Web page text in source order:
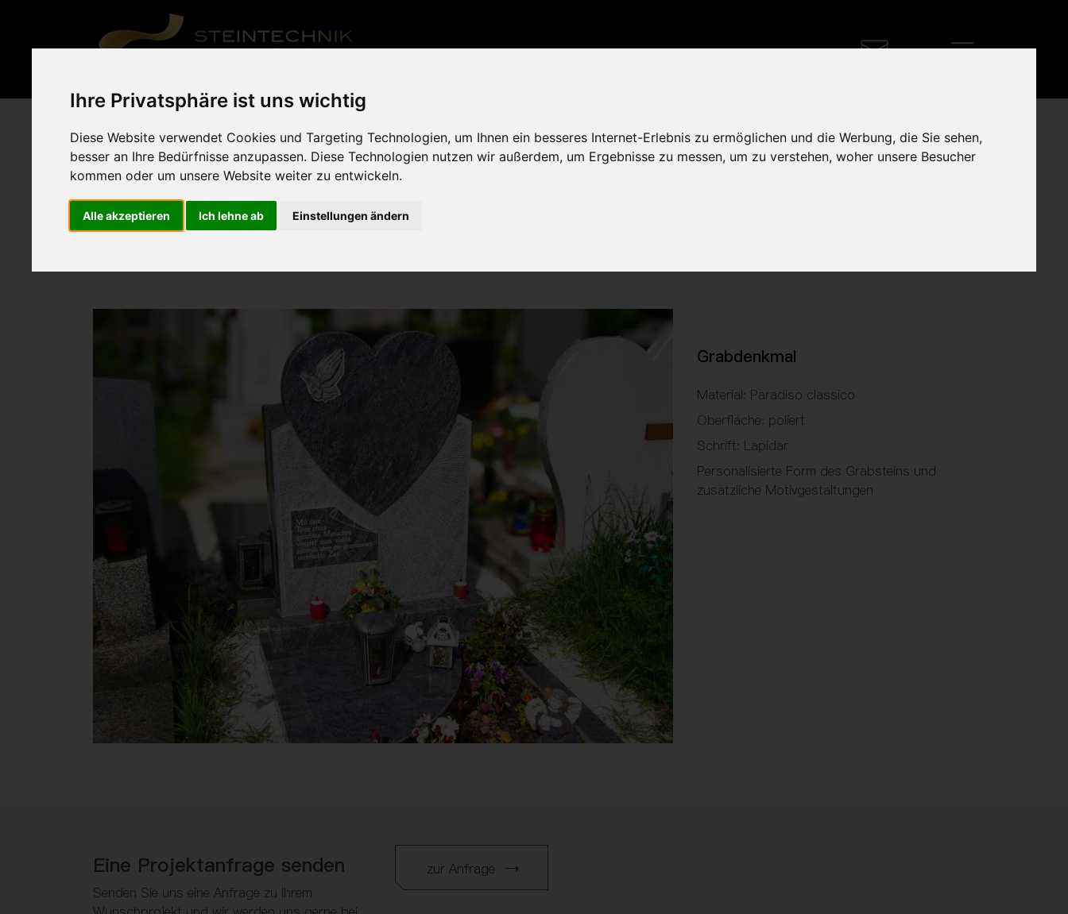
Ihre Privatsphäre ist uns wichtig
Diese Website verwendet Cookies und Targeting Technologien, um Ihnen ein besseres Internet-Erlebnis zu ermöglichen und die Werbung, die Sie sehen,
besser an Ihre Bedürfnisse anzupassen. Diese Technologien nutzen wir außerdem, um Ergebnisse zu messen, um zu verstehen, woher unsere Besucher
kommen oder um unsere Website weiter zu entwickeln.
Alle akzeptieren Ich lehne ab Einstellungen ändern
Grabdenkmal
Ein Grab, das mit viel Liebe gestaltet wurde: Die Herzform des Steines verleiht ihm eine persönliche Note
Grabdenkmal
Material: Paradiso classico
Oberfläche: poliert
Schrift: Lapidar
Personalisierte Form des Grabsteins und
zusätzliche Motivgestaltungen
Eine Projektanfrage senden
Senden Sie uns eine Anfrage zu Ihrem
zur Anfrage